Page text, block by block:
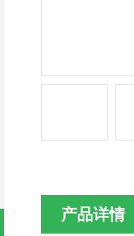
产品详情